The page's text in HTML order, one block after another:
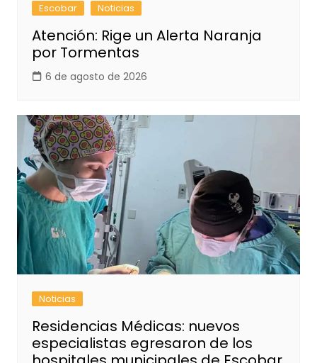
Escobar Noticias
Atención: Rige un Alerta Naranja
por Tormentas
6 de agosto de 2026
Noticias
Residencias Médicas: nuevos
especialistas egresaron de los